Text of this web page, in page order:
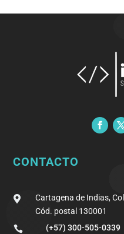
CONTACTO

Cartagena de Indias,
Cód. postal 130001

(+57) 300-505-0339